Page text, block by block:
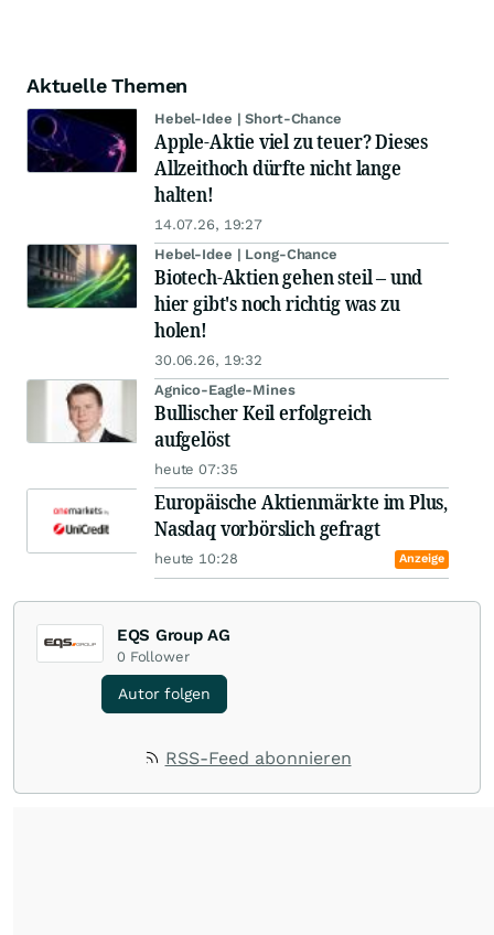
Aktuelle Themen
Hebel-Idee | Short-Chance
Apple-Aktie viel zu teuer? Dieses
Allzeithoch dürfte nicht lange
halten!
14.07.26, 19:27
Hebel-Idee | Long-Chance
Biotech-Aktien gehen steil – und
hier gibt's noch richtig was zu
holen!
30.06.26, 19:32
Agnico-Eagle-Mines
Bullischer Keil erfolgreich
aufgelöst
heute 07:35
Europäische Aktienmärkte im Plus,
Nasdaq vorbörslich gefragt
heute 10:28 Anzeige
EQS Group AG
0 Follower
Autor folgen
RSS-Feed abonnieren